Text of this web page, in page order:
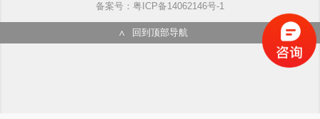
备案号：粤ICP备14062146号-1
回到顶部导航